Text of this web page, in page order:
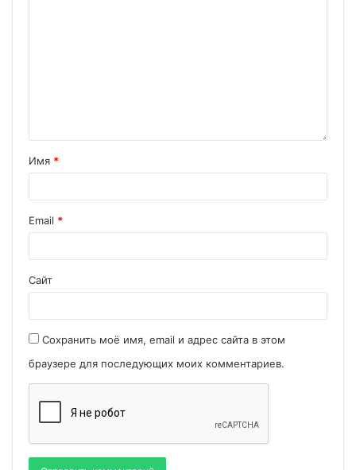
Имя *
Email *
Сайт
Сохранить моё имя, email и адрес сайта в этом
браузере для последующих моих комментариев.